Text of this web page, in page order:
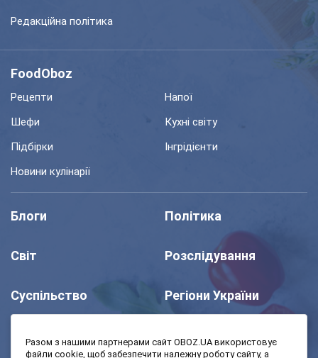
Редакційна політика
FoodOboz
Рецепти
Напої
Шефи
Кухні світу
Підбірки
Інгрідієнти
Новини кулінарії
Блоги Політика
Світ Розслідування
Суспільство Регіони України
Разом з нашими партнерами сайт OBOZ.UA використовує
файли cookie, щоб забезпечити належну роботу сайту, а